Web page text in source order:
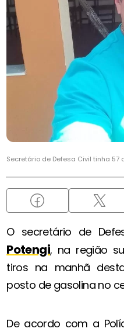
Secretário de Defesa Civil tinha 57
O secretário de
Potengi, na região
tiros na manhã
posto de gasolina no
De acordo com a